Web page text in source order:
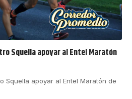
Squella apoyar al Entel Maratón
Squella apoyar al Entel Maratón de